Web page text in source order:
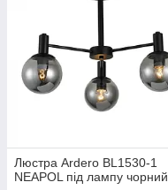
Люстра Ardero BL1530-1
NEAPOL під лампу чорний